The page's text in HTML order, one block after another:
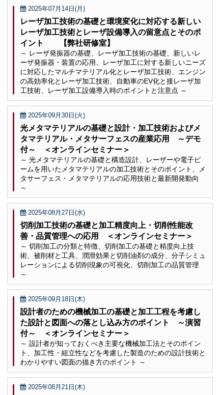
2025年07月14日(月)
レーザ加工技術の基礎と環境変化に対応する新しい
レーザ加工技術とレーザ設備導入の留意点とそのポ
イント 【弊社研修室】
～ レーザ発振器の基礎、レーザ加工技術の基礎、新しいレ
ーザ発振器・装置の応用、レーザ加工に対する新しいニーズ
に対応したマルチマテリアル化とレーザ加工技術、エンジン
の高効率化とレーザ加工技術、自動車のEV化と接レーザ加
工技術、レーザ加工設備導入時のポイントと注意点 ～
2025年09月30日(火)
光メタマテリアルの基礎と設計・加工技術およびメ
タマテリアル・メタサーフェスの産業応用 ～デモ
付～ ＜オンラインセミナー＞
～ 光メタマテリアルの基礎と構造設計、レーザーや電子ビ
ームを用いたメタマテリアルの加工技術とそのポイント、メ
タサーフェス・メタマテリアルの応用技術と最新開発動向
～
2025年08月27日(水)
切削加工技術の基礎と加工精度向上・切削性能改
善・品質管理への応用 ＜オンラインセミナー＞
～ 切削加工の分類と特徴、切削加工の基礎と精度向上技
術、被削材と工具、潤滑効果と切削油剤の成分、分子シミュ
レーションによる切削現象の可視化、切削加工の品質管理
～
2025年09月18日(木)
設計者のための機械加工の基礎と加工工程を考慮し
た設計と図面への落とし込み方のポイント ～演習
付～ ＜オンラインセミナー＞
～ 設計者が知っておくべき主要な機械加工法とそのポイン
ト、加工性・組立性などを考慮した製造のための設計技術と
わかりやすい図面の描き方のポイント ～
2025年08月21日(木)